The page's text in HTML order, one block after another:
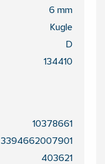
6 mm
Kugle
D
134410
10378661
3394662007901
403621